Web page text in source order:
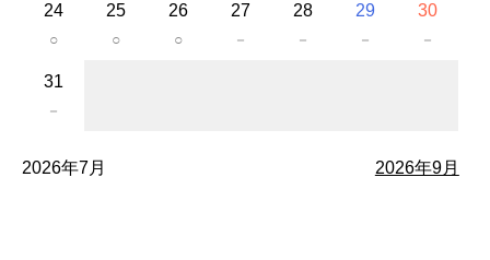
24
○
25
○
26
○
27
－
28
－
29
－
30
－
31
－
2026年7月 2026年9月